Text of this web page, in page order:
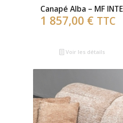
Canapé Alba – MF
1 857,00 € TTC
Voir les détails